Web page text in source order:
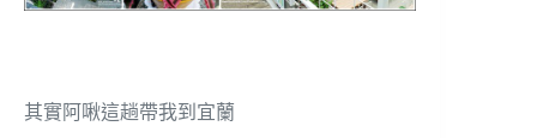
其實阿啾這趟帶我到宜蘭